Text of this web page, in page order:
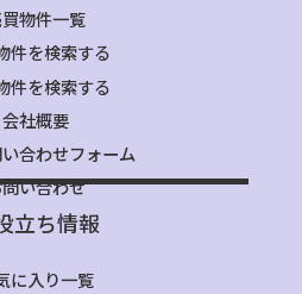
物件一覧
件を検索する
件を検索する
会社概要
合わせフォーム
い合わせ
立ち情報
に入り一覧